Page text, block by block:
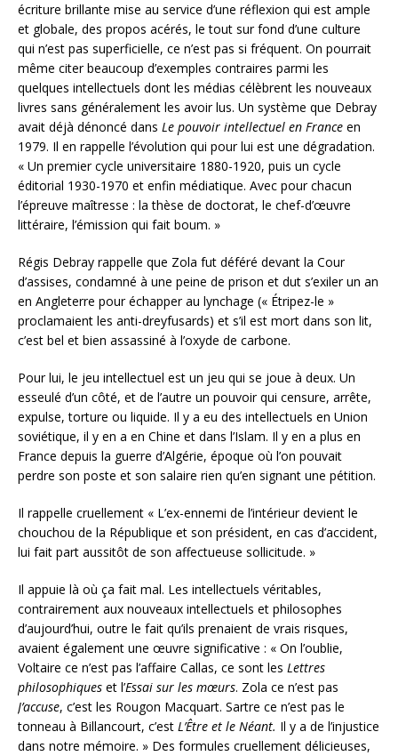
écriture brillante mise au service d’une réflexion qui est ample
et globale, des propos acérés, le tout sur fond d’une culture
qui n’est pas superficielle, ce n’est pas si fréquent. On pourrait
même citer beaucoup d’exemples contraires parmi les
quelques intellectuels dont les médias célèbrent les nouveaux
livres sans généralement les avoir lus. Un système que Debray
avait déjà dénoncé dans Le pouvoir intellectuel en France en
1979. Il en rappelle l’évolution qui pour lui est une dégradation.
« Un premier cycle universitaire 1880-1920, puis un cycle
éditorial 1930-1970 et enfin médiatique. Avec pour chacun
l’épreuve maîtresse : la thèse de doctorat, le chef-d’œuvre
littéraire, l’émission qui fait boum. »
Régis Debray rappelle que Zola fut déféré devant la Cour
d’assises, condamné à une peine de prison et dut s’exiler un an
en Angleterre pour échapper au lynchage (« Étripez-le »
proclamaient les anti-dreyfusards) et s’il est mort dans son lit,
c’est bel et bien assassiné à l’oxyde de carbone.
Pour lui, le jeu intellectuel est un jeu qui se joue à deux. Un
esseulé d’un côté, et de l’autre un pouvoir qui censure, arrête,
expulse, torture ou liquide. Il y a eu des intellectuels en Union
soviétique, il y en a en Chine et dans l’Islam. Il y en a plus en
France depuis la guerre d’Algérie, époque où l’on pouvait
perdre son poste et son salaire rien qu’en signant une pétition.
Il rappelle cruellement « L’ex-ennemi de l’intérieur devient le
chouchou de la République et son président, en cas d’accident,
lui fait part aussitôt de son affectueuse sollicitude. »
Il appuie là où ça fait mal. Les intellectuels véritables,
contrairement aux nouveaux intellectuels et philosophes
d’aujourd’hui, outre le fait qu’ils prenaient de vrais risques,
avaient également une œuvre significative : « On l’oublie,
Voltaire ce n’est pas l’affaire Callas, ce sont les Lettres
philosophiques et l’Essai sur les mœurs. Zola ce n’est pas
J’accuse, c’est les Rougon Macquart. Sartre ce n’est pas le
tonneau à Billancourt, c’est L’Être et le Néant. Il y a de l’injustice
dans notre mémoire. » Des formules cruellement délicieuses,